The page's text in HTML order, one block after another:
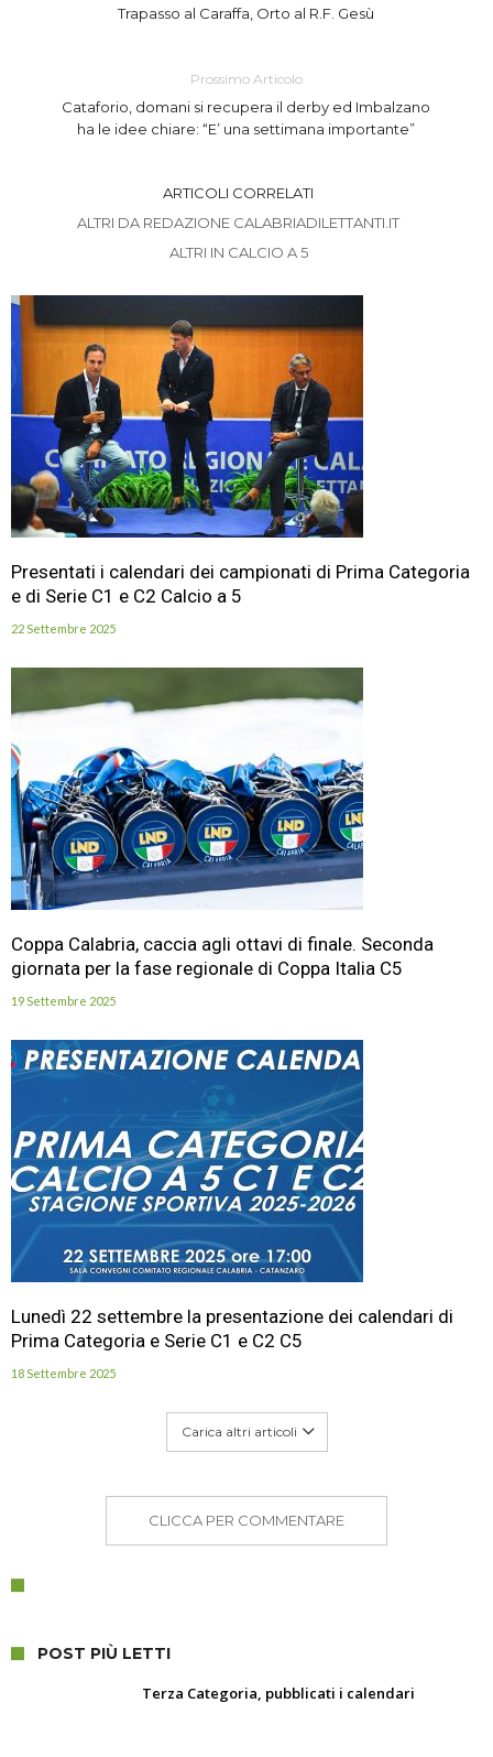
Trapasso al Caraffa, Orto al R.F. Gesù
Prossimo Articolo
Cataforio, domani si recupera il derby ed Imbalzano
ha le idee chiare: “E’ una settimana importante”
ARTICOLI CORRELATI
ALTRI DA REDAZIONE CALABRIADILETTANTI.IT
ALTRI IN CALCIO A 5
Presentati i calendari dei campionati di Prima Categoria
e di Serie C1 e C2 Calcio a 5
22 Settembre 2025
Coppa Calabria, caccia agli ottavi di finale. Seconda
giornata per la fase regionale di Coppa Italia C5
19 Settembre 2025
Lunedì 22 settembre la presentazione dei calendari di
Prima Categoria e Serie C1 e C2 C5
18 Settembre 2025
Carica altri articoli
CLICCA PER COMMENTARE
POST PIÙ LETTI
Terza Categoria, pubblicati i calendari